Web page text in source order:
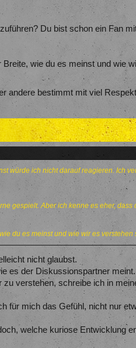
Du bist schon ein Fan
wie du es meinst und wie
andere bestimmt mit viel
würde ich nicht darauf reagieren. Ich
gespielt. Aber ich kenne es eher,
du es meinst und wie wir es
nicht glaubst.
es der Diskussionspartner meint.
verstehen, schreibe ich in
für mich das Gefühl, nicht nur
welche kuriose Entwicklung